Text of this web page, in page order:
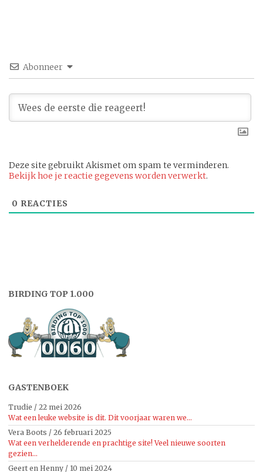
Abonneer
Deze site gebruikt Akismet om spam te verminderen.
Bekijk hoe je reactie gegevens worden verwerkt.
0 REACTIES
BIRDING TOP 1.000
GASTENBOEK
Trudie / 22 mei 2026
Wat een leuke website is dit. Dit voorjaar waren we...
Vera Boots / 26 februari 2025
Wat een verhelderende en prachtige site! Veel nieuwe soorten
gezien...
Geert en Henny / 10 mei 2024